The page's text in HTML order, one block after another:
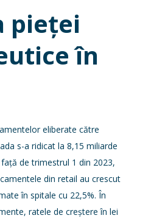
pieței
în
eliberate către
s-a ridicat la 8,15 miliarde
de trimestrul 1 din 2023,
din retail au crescut
în spitale cu 22,5%. În
ratele de creștere în lei